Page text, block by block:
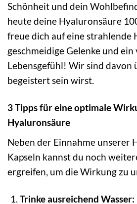
Schönheit und dein
heute deine Hyaluronsäure
freue dich auf eine strahlende
geschmeidige Gelenke und ein
Lebensgefühl! Wir sind davon
begeistert sein wirst.
3 Tipps für eine optimale
Hyaluronsäure
Neben der Einnahme unserer
Kapseln kannst du noch
ergreifen, um die Wirkung zu
Trinke ausreichend Wasser: